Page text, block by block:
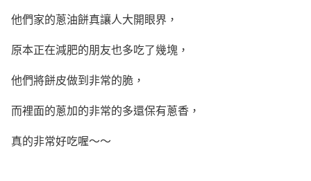
他們家的蔥油餅真讓人大開眼界，
原本正在減肥的朋友也多吃了幾塊，
他們將餅皮做到非常的脆，
而裡面的蔥加的非常的多還保有蔥香，
真的非常好吃喔～～